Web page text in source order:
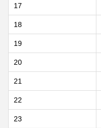
17
18
19
20
21
22
23